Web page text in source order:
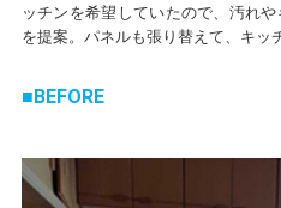
ッチンを希望していたので、汚れ
を提案。パネルも張り替えて、キッ
BEFORE